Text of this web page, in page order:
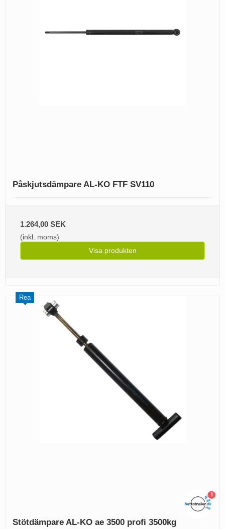
Påskjutsdämpare AL-KO FTF SV110
1.264,00 SEK
(inkl. moms)
Visa produkten
Rea
Stötdämpare AL-KO ae 3500 profi 3500kg
1